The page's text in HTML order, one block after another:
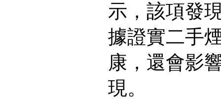
示，該項發
據證實二手
康，還會影
現。